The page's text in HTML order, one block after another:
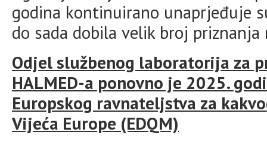
godina kontinuirano unaprjeđuje
do sada dobila velik broj
Odjel službenog laboratorija za
HALMED-a ponovno je 2025.
Europskog ravnateljstva za
Vijeća Europe (EDQM)